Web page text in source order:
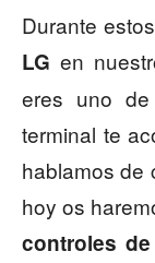
Durante
LG en
eres uno
terminal te
hablamos de
hoy os
controles